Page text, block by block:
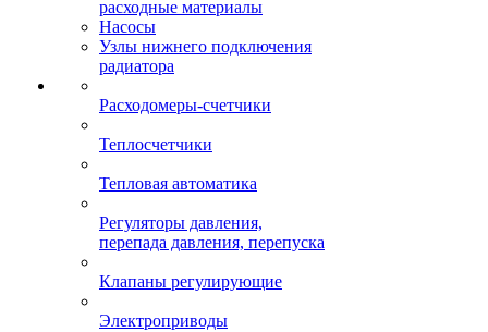
расходные материалы
Насосы
Узлы нижнего подключения
радиатора
Расходомеры-счетчики
Теплосчетчики
Тепловая автоматика
Регуляторы давления,
перепада давления, перепуска
Клапаны регулирующие
Электроприводы